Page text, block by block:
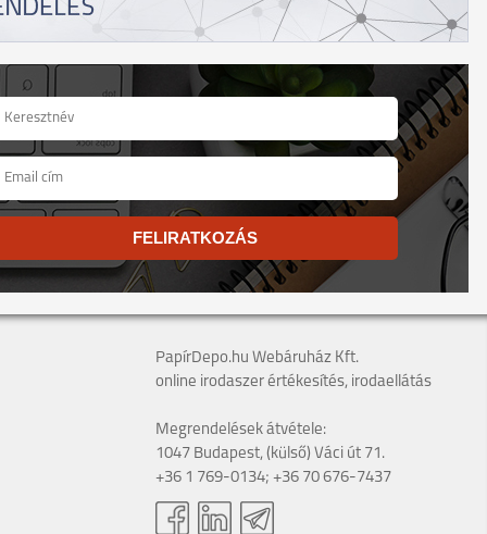
FELIRATKOZÁS
PapírDepo.hu Webáruház Kft.
online irodaszer értékesítés, irodaellátás
Megrendelések átvétele:
1047 Budapest, (külső) Váci út 71.
+36 1 769-0134; +36 70 676-7437